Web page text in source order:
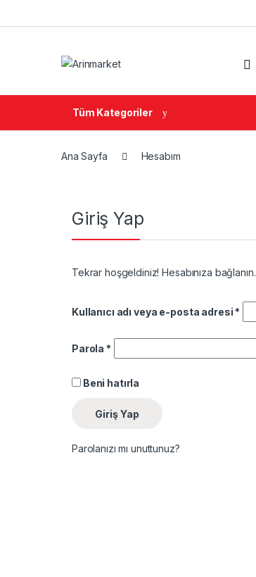
Tüm Kategoriler
Ana Sayfa Hesabım
Giriş Yap
Tekrar hoşgeldiniz! Hesabınıza bağlanın.
Kullanıcı adı veya e-posta adresi *
Parola *Gerekli
Beni hatırla
Giriş Yap
Parolanızı mı unuttunuz?